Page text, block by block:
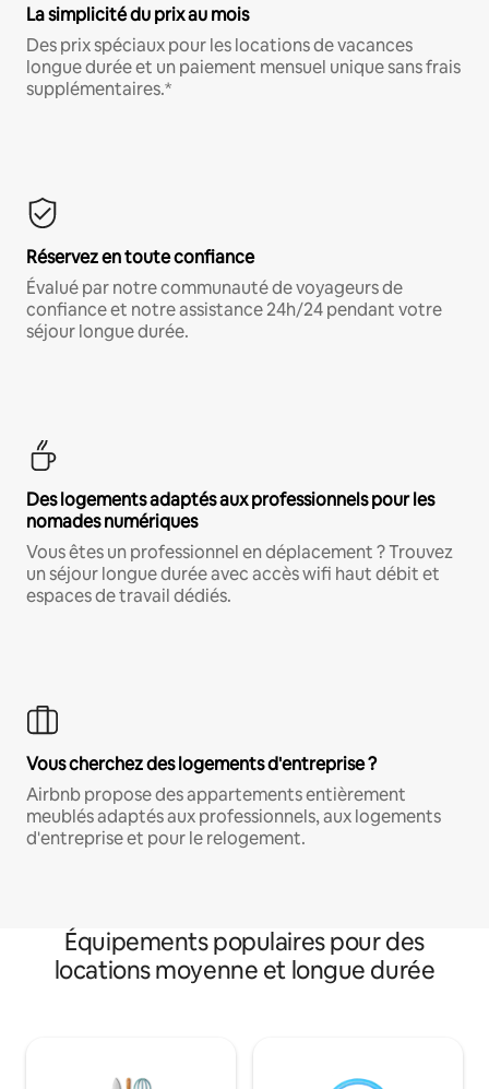
La simplicité du prix au mois
Des prix spéciaux pour les locations de vacances
longue durée et un paiement mensuel unique sans frais
supplémentaires.*
Réservez en toute confiance
Évalué par notre communauté de voyageurs de
confiance et notre assistance 24h/24 pendant votre
séjour longue durée.
Des logements adaptés aux professionnels pour les
nomades numériques
Vous êtes un professionnel en déplacement ? Trouvez
un séjour longue durée avec accès wifi haut débit et
espaces de travail dédiés.
Vous cherchez des logements d'entreprise ?
Airbnb propose des appartements entièrement
meublés adaptés aux professionnels, aux logements
d'entreprise et pour le relogement.
Équipements populaires pour des
locations moyenne et longue durée